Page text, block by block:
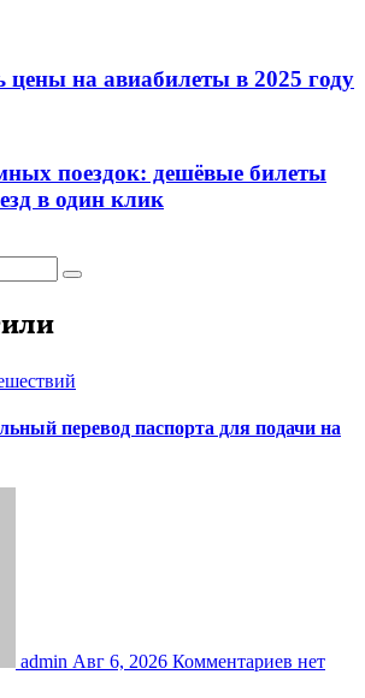
цены на авиабилеты в 2025 году
поездок: дешёвые билеты
в один клик
перевод паспорта для подачи на
admin Авг 6, 2026 Комментариев нет